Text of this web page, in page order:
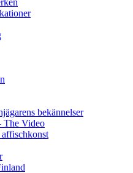
bekännelser
The Video